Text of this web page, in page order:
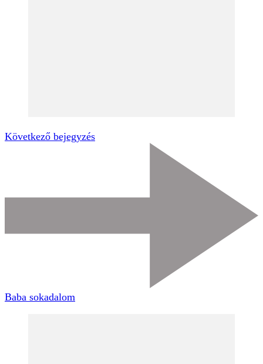
Következő bejegyzés
Baba sokadalom